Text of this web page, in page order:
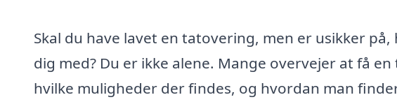
Skal du have lavet en tatovering, men er usikker
dig med? Du er ikke alene. Mange overvejer at få
hvilke muligheder der findes, og hvordan man